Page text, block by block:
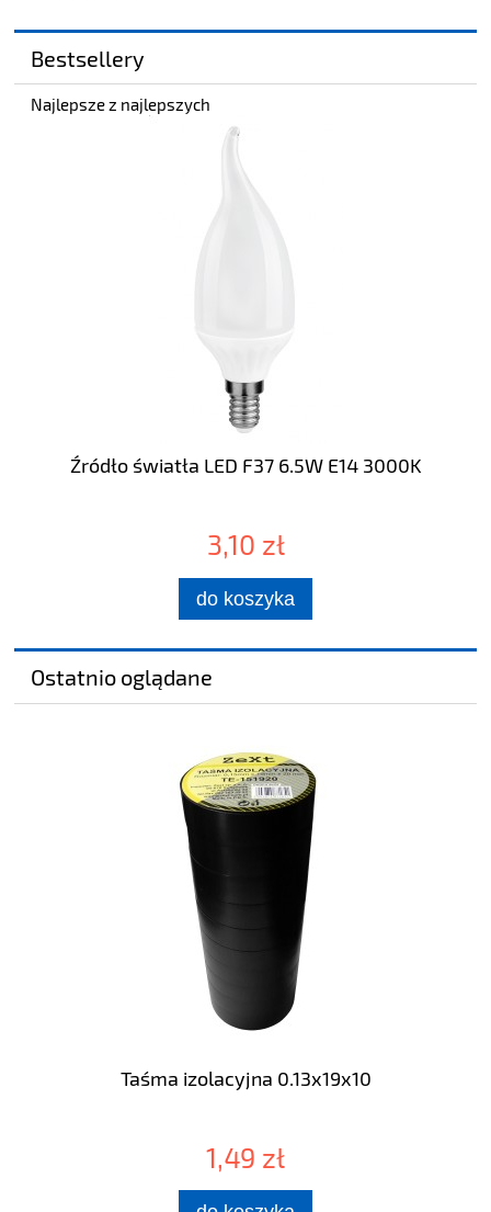
Bestsellery
Najlepsze z najlepszych
Źródło światła LED F37 6.5W E14 3000K
3,10 zł
do koszyka
Ostatnio oglądane
Taśma izolacyjna 0.13x19x10
1,49 zł